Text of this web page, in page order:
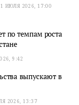
ИЮЛЯ 2026, 17:00
по темпам роста
9:42
выпускают в
2026, 13:37